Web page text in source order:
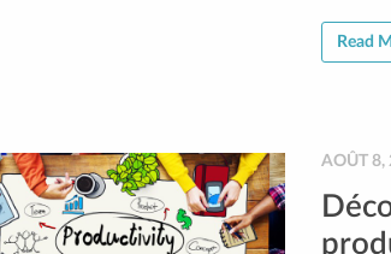
Read
AOÛT 8,